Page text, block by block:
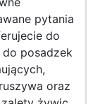
pytania
do
do posadzek
oraz